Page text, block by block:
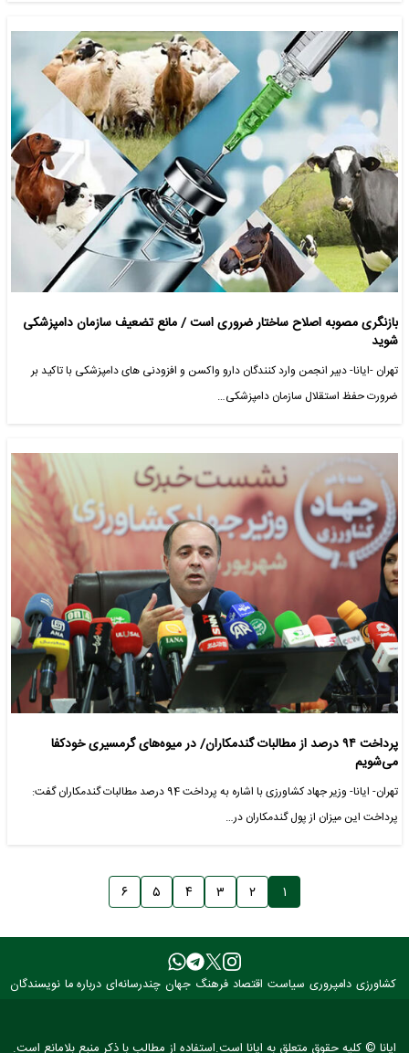
بازنگری مصوبه اصلاح ساختار ضروری است / مانع تضعیف سازمان دامپزشکی
شوید
تهران -ایانا- دبیر انجمن وارد کنندگان دارو واکسن و افزودنی های دامپزشکی با تاکید بر
ضرورت حفظ استقلال سازمان دامپزشکی…
پرداخت ۹۴ درصد از مطالبات گندمکاران/ در میوه‌های گرمسیری خودکفا
می‌شویم
تهران- ایانا- وزیر جهاد کشاورزی با اشاره به پرداخت 94 درصد مطالبات گندمکاران گفت:
پرداخت این میزان از پول گندمکاران در…
۱ ۲ ۳ ۴ ۵ ۶
کشاورزی دامپروری سیاست اقتصاد فرهنگ جهان چندرسانه‌ای درباره ما نویسندگان
ایانا © کلیه حقوق متعلق به ایانا است.استفاده از مطالب با ذکر منبع بلامانع است.